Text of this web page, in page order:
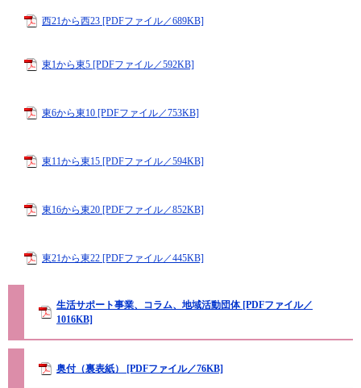
西21から西23 [PDFファイル／689KB]
東1から東5 [PDFファイル／592KB]
東6から東10 [PDFファイル／753KB]
東11から東15 [PDFファイル／594KB]
東16から東20 [PDFファイル／852KB]
東21から東22 [PDFファイル／445KB]
生活サポート事業、コラム、地域活動団体 [PDFファイル／
1016KB]
奥付（裏表紙） [PDFファイル／76KB]